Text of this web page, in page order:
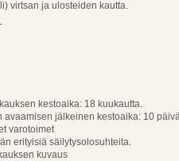
virtsan ja ulosteiden kautta.
kestoaika: 18 kuukautta.
jälkeinen kestoaika: 10
varotoimet
erityisiä säilytysolosuhteita.
kuvaus